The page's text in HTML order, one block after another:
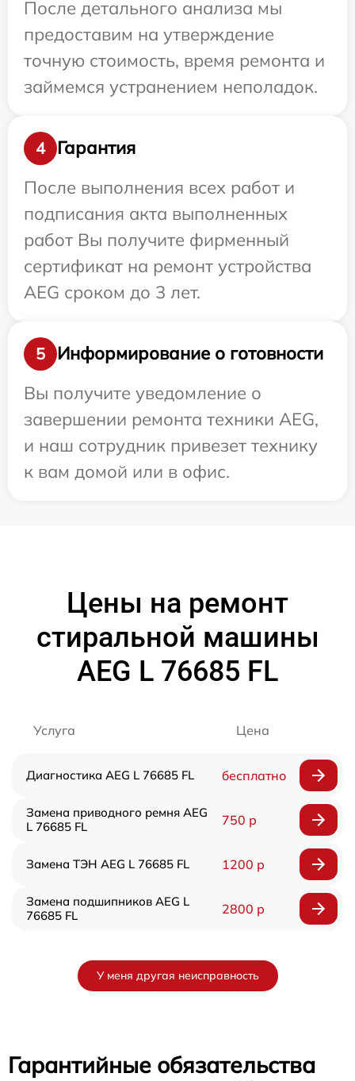
После детального анализа мы
предоставим на утверждение
точную стоимость, время ремонта и
займемся устранением неполадок.
4
Гарантия
После выполнения всех работ и
подписания акта выполненных
работ Вы получите фирменный
сертификат на ремонт устройства
AEG сроком до 3 лет.
5
Информирование о готовности
Вы получите уведомление о
завершении ремонта техники AEG,
и наш сотрудник привезет технику
к вам домой или в офис.
Цены на ремонт
стиральной машины
AEG L 76685 FL
Услуга Цена
Диагностика AEG L 76685 FL бесплатно
Замена приводного ремня AEG
L 76685 FL
750 р
Замена ТЭН AEG L 76685 FL 1200 р
Замена подшипников AEG L
76685 FL
2800 р
У меня другая неисправность
Гарантийные обязательства